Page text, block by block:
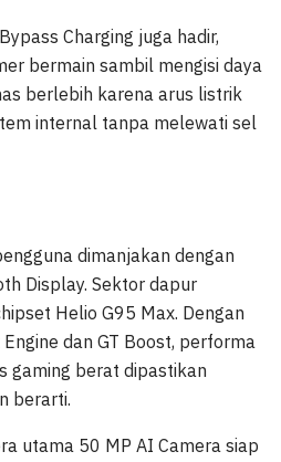
Charging juga hadir,
bermain sambil mengisi daya
berlebih karena arus listrik
internal tanpa melewati sel
dimanjakan dengan
Display. Sektor dapur
Helio G95 Max. Dengan
dan GT Boost, performa
gaming berat dipastikan
berarti.
utama 50 MP AI Camera siap